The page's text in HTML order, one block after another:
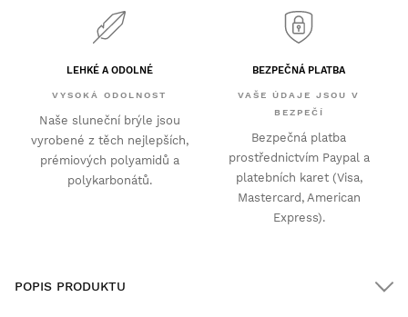
LEHKÉ A ODOLNÉ
VYSOKÁ ODOLNOST
Naše sluneční brýle jsou
vyrobené z těch nejlepších,
prémiových polyamidů a
polykarbonátů.
BEZPEČNÁ PLATBA
VAŠE ÚDAJE JSOU V
BEZPEČÍ
Bezpečná platba
prostřednictvím Paypal a
platebních karet (Visa,
Mastercard, American
Express).
POPIS PRODUKTU